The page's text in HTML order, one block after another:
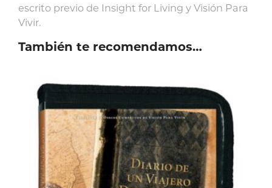
escrito previo de Insight for Living y Visión Para
Vivir.
También te recomendamos…